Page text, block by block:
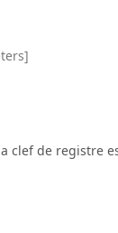
de registre